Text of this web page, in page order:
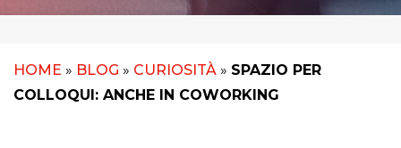
HOME » BLOG » CURIOSITÀ » SPAZIO PER
COLLOQUI: ANCHE IN COWORKING